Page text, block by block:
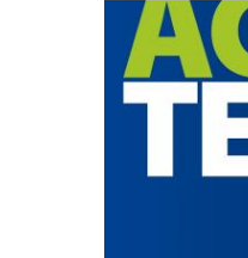
Силовая
Карданные
Редукторы,
Редукторы